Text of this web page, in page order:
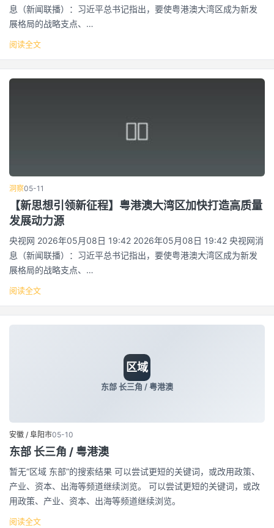
息（新闻联播）：习近平总书记指出，要使粤港澳大湾区成为新发
展格局的战略支点、…
阅读全文
洞察05-11
【新思想引领新征程】粤港澳大湾区加快打造高质量
发展动力源
央视网 2026年05月08日 19:42 2026年05月08日 19:42 央视网消
息（新闻联播）：习近平总书记指出，要使粤港澳大湾区成为新发
展格局的战略支点、…
阅读全文
区域
东部 长三角 / 粤港澳
安徽 / 阜阳市05-10
东部 长三角 / 粤港澳
暂无“区域 东部”的搜索结果 可以尝试更短的关键词，或改用政策、
产业、资本、出海等频道继续浏览。 可以尝试更短的关键词，或改
用政策、产业、资本、出海等频道继续浏览。
阅读全文